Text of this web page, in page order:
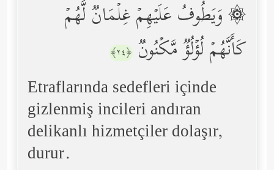
۞ وَیَطُوفُ عَلَیۡهِمۡ غِلۡمَانࣱ لَّهُمۡ
كَأَنَّهُمۡ لُؤۡلُؤࣱ مَّكۡنُونࣱ ﴿٢٤﴾
Etraflarında sedefleri içinde
gizlenmiş incileri andıran
delikanlı hizmetçiler dolaşır,
durur.